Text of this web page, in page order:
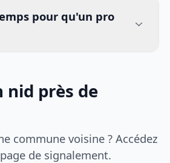
pour qu'un pro
nid près de
commune voisine ? Accédez
de signalement.